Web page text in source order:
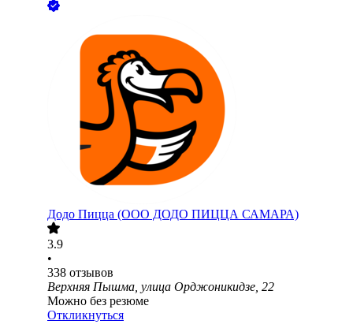
Додо Пицца (ООО ДОДО ПИЦЦА САМАРА)
3.9
•
338 отзывов
Верхняя Пышма, улица Орджоникидзе, 22
Можно без резюме
Откликнуться